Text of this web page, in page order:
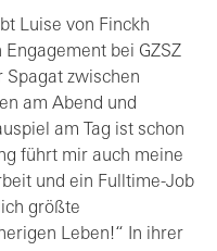
Luise von Finckh
bei GZSZ
Spagat zwischen
am Abend und
am Tag ist schon
führt mir auch meine
und ein Fulltime-Job
größte
Leben!“ In ihrer